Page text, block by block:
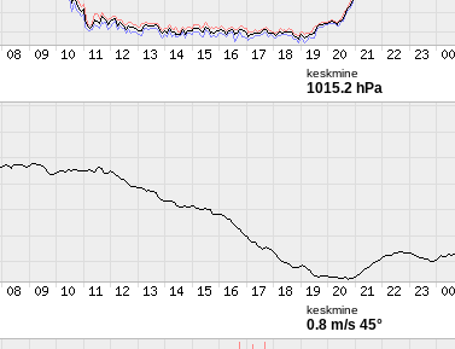
keskmine
1015.2 hPa
keskmine
0.8 m/s 45°